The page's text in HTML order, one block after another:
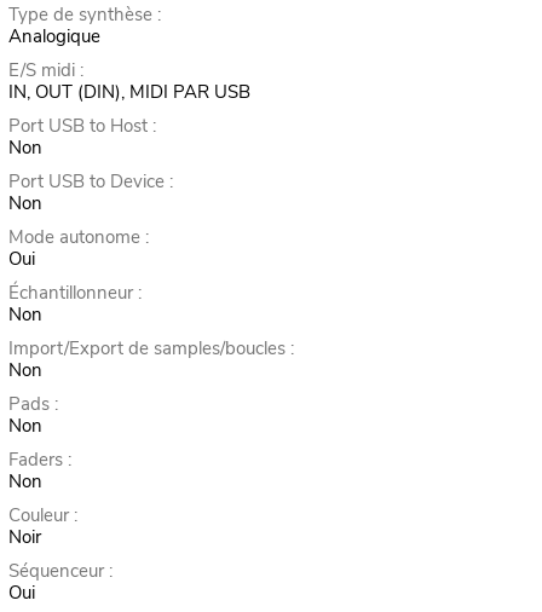
Type de synthèse :
Analogique
E/S midi :
IN, OUT (DIN), MIDI PAR USB
Port USB to Host :
Non
Port USB to Device :
Non
Mode autonome :
Oui
Échantillonneur :
Non
Import/Export de samples/boucles :
Non
Pads :
Non
Faders :
Non
Couleur :
Noir
Séquenceur :
Oui